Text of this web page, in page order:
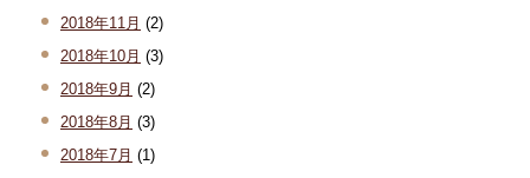
2018年11月 (2)
2018年10月 (3)
2018年9月 (2)
2018年8月 (3)
2018年7月 (1)